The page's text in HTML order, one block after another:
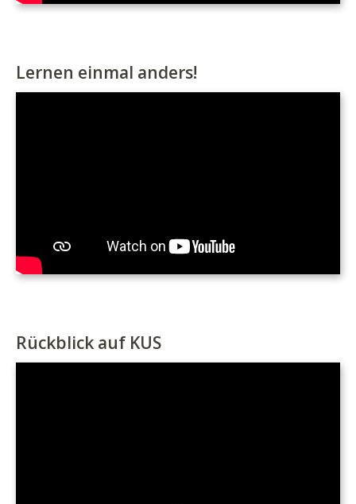
Lernen einmal anders!
Rückblick auf KUS